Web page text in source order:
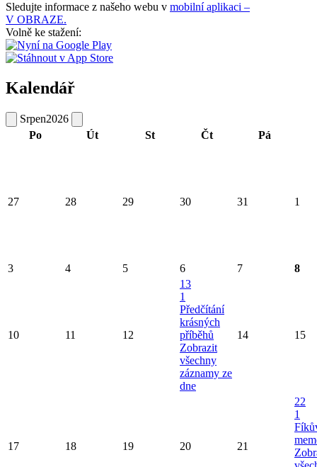
Sledujte informace z našeho webu v mobilní aplikaci –
V OBRAZE.
Volně ke stažení:
Kalendář
Srpen2026
Po
Út St Čt Pá
27 28 29 30 31 1
3 4 5 6 7 8
10 11 12
13
1
Předčítání
krásných
příběhů
Zobrazit
všechny
záznamy ze
dne
14 15
17 18 19 20 21
22
1